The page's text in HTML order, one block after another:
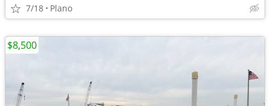
7/18 Plano
$8,500